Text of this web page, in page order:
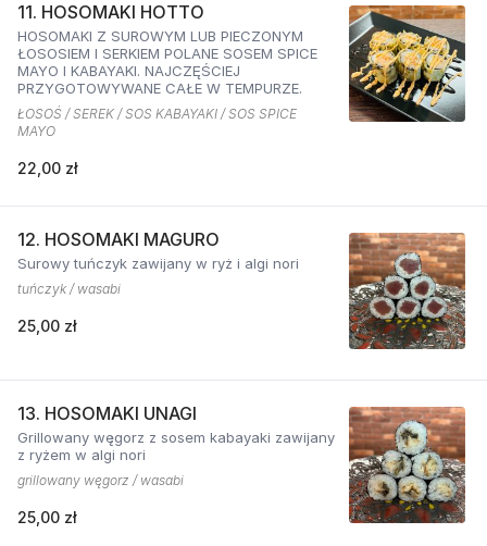
11. HOSOMAKI HOTTO
HOSOMAKI Z SUROWYM LUB PIECZONYM
ŁOSOSIEM I SERKIEM POLANE SOSEM SPICE
MAYO I KABAYAKI. NAJCZĘŚCIEJ
PRZYGOTOWYWANE CAŁE W TEMPURZE.
ŁOSOŚ / SEREK / SOS KABAYAKI / SOS SPICE
MAYO
22,00 zł
12. HOSOMAKI MAGURO
Surowy tuńczyk zawijany w ryż i algi nori
tuńczyk / wasabi
25,00 zł
13. HOSOMAKI UNAGI
Grillowany węgorz z sosem kabayaki zawijany
z ryżem w algi nori
grillowany węgorz / wasabi
25,00 zł